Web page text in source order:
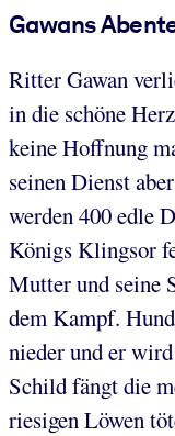
Gawans
Ritter Gawan
in die schöne
keine Hoffnung
seinen Dienst
werden 400 edle
Königs Klingsor
Mutter und seine
dem Kampf.
nieder und er
Schild fängt die
riesigen Löwen